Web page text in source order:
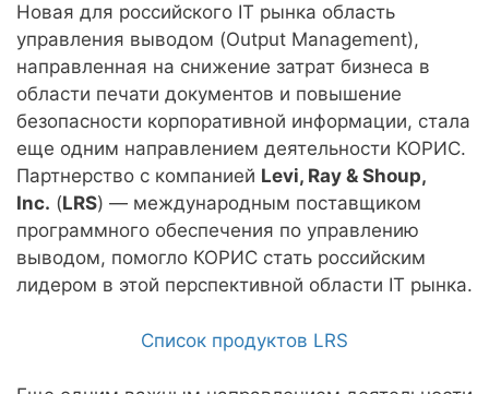
Новая для российского IT рынка область
управления выводом (Output Management),
направленная на снижение затрат бизнеса в
области печати документов и повышение
безопасности корпоративной информации, стала
еще одним направлением деятельности КОРИС.
Партнерство с компанией Levi, Ray & Shoup,
Inc. (LRS) — международным поставщиком
программного обеспечения по управлению
выводом, помогло КОРИС стать российским
лидером в этой перспективной области IT рынка.
Список продуктов LRS